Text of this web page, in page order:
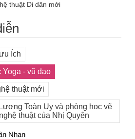
thuật Di dân mới
Ích
Yoga - vũ đạo
thuật mới
Toàn Uy và phòng học vẽ
thuật của Nhị Quyên
Nhan